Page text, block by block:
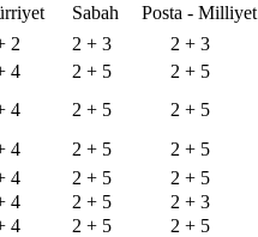
Sabah Posta - Milliyet
2 2 + 3 2 + 3
4 2 + 5 2 + 5
4 2 + 5 2 + 5
4 2 + 5 2 + 5
4 2 + 5 2 + 5
4 2 + 5 2 + 3
4 2 + 5 2 + 5